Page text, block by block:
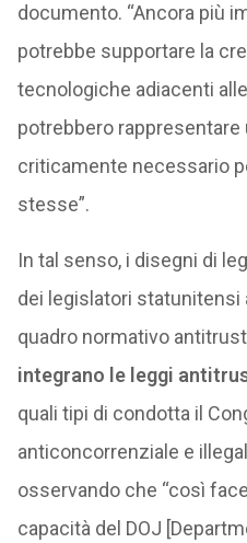
documento. “Ancora più
potrebbe supportare la
tecnologiche adiacenti
potrebbero
criticamente necessario
stesse”.
In tal senso, i disegni di
dei legislatori statunitensi
quadro normativo
integrano le leggi
quali tipi di condotta il
anticoncorrenziale e
osservando che “così
capacità del DOJ